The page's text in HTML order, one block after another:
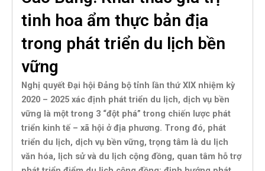
tinh hoa ẩm thực bản địa
trong phát triển du lịch bền
vững
Nghị quyết Đại hội Đảng bộ tỉnh lần thứ XIX nhiệm kỳ
2020 – 2025 xác định phát triển du lịch, dịch vụ bền
vững là một trong 3 “đột phá” trong chiến lược phát
triển kinh tế – xã hội ở địa phương. Trong đó, phát
triển du lịch, dịch vụ bền vững, trọng tâm là du lịch
văn hóa, lịch sử và du lịch cộng đồng, quan tâm hỗ trợ